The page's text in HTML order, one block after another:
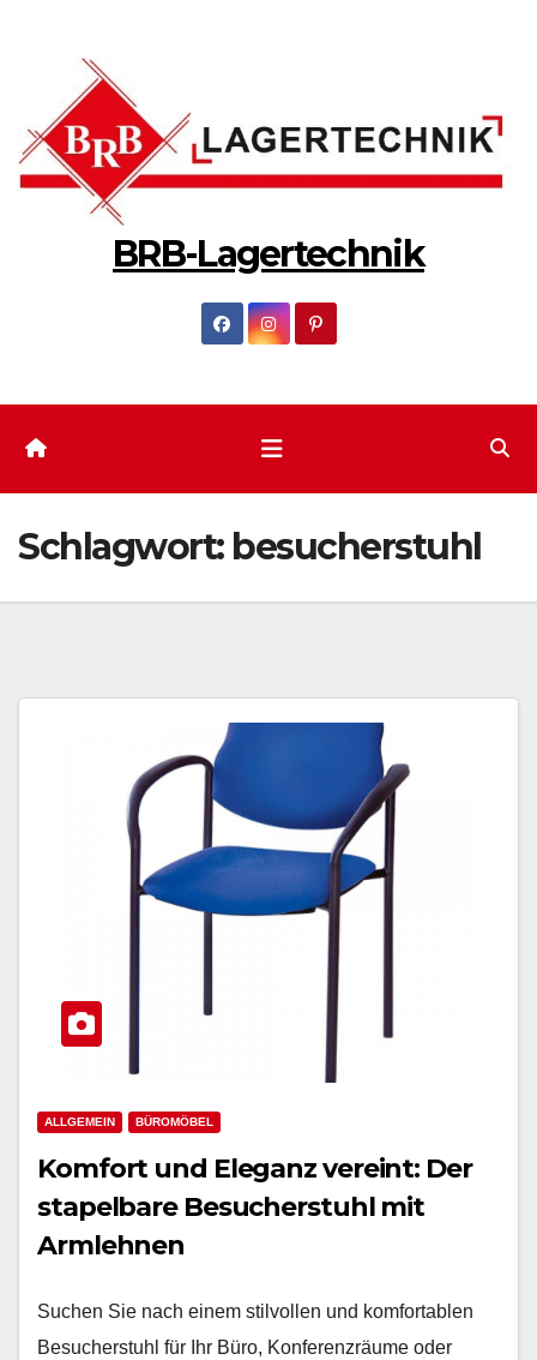
BRB-Lagertechnik
Schlagwort: besucherstuhl
ALLGEMEIN BÜROMÖBEL
Komfort und Eleganz vereint: Der
stapelbare Besucherstuhl mit
Armlehnen
Suchen Sie nach einem stilvollen und komfortablen
Besucherstuhl für Ihr Büro, Konferenzräume oder